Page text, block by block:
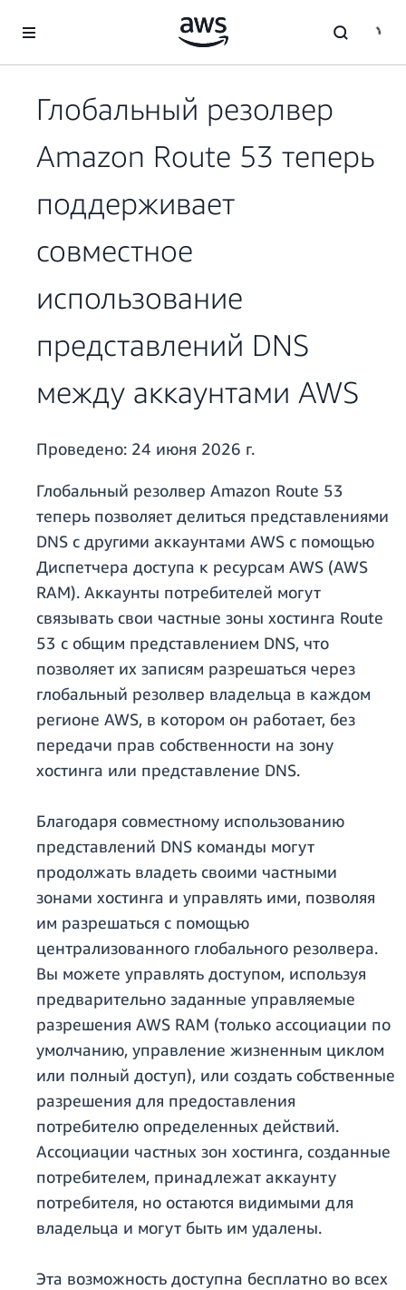
Перейти к главному контенту
Глобальный резолвер
Amazon Route 53 теперь
поддерживает
совместное
использование
представлений DNS
между аккаунтами AWS
Проведено: 24 июня 2026 г.
Глобальный резолвер Amazon Route 53
теперь позволяет делиться представлениями
DNS с другими аккаунтами AWS с помощью
Диспетчера доступа к ресурсам AWS (AWS
RAM). Аккаунты потребителей могут
связывать свои частные зоны хостинга Route
53 с общим представлением DNS, что
позволяет их записям разрешаться через
глобальный резолвер владельца в каждом
регионе AWS, в котором он работает, без
передачи прав собственности на зону
хостинга или представление DNS.
Благодаря совместному использованию
представлений DNS команды могут
продолжать владеть своими частными
зонами хостинга и управлять ими, позволяя
им разрешаться с помощью
централизованного глобального резолвера.
Вы можете управлять доступом, используя
предварительно заданные управляемые
разрешения AWS RAM (только ассоциации по
умолчанию, управление жизненным циклом
или полный доступ), или создать собственные
разрешения для предоставления
потребителю определенных действий.
Ассоциации частных зон хостинга, созданные
потребителем, принадлежат аккаунту
потребителя, но остаются видимыми для
владельца и могут быть им удалены.
Эта возможность доступна бесплатно во всех